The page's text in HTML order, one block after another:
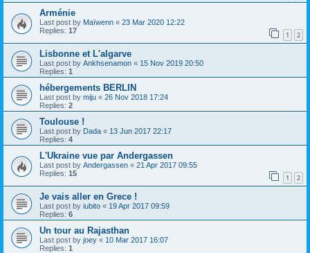
Arménie
Last post by Maïwenn « 23 Mar 2020 12:22
Replies: 17 1 2
Lisbonne et L'algarve
Last post by Ankhsenamon « 15 Nov 2019 20:50
Replies: 1
hébergements BERLIN
Last post by miju « 26 Nov 2018 17:24
Replies: 2
Toulouse !
Last post by Dada « 13 Jun 2017 22:17
Replies: 4
L'Ukraine vue par Andergassen
Last post by Andergassen « 21 Apr 2017 09:55
Replies: 15 1 2
Je vais aller en Grece !
Last post by iubito « 19 Apr 2017 09:59
Replies: 6
Un tour au Rajasthan
Last post by joey « 10 Mar 2017 16:07
Replies: 1